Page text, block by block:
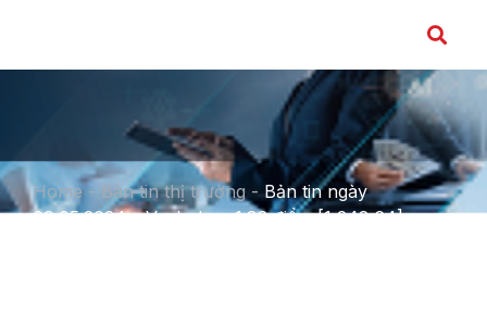
Home - Bản tin thị trường- Bản tin ngày
09.05.2024 – Vn-Index -1.82 điểm [1,248.64]